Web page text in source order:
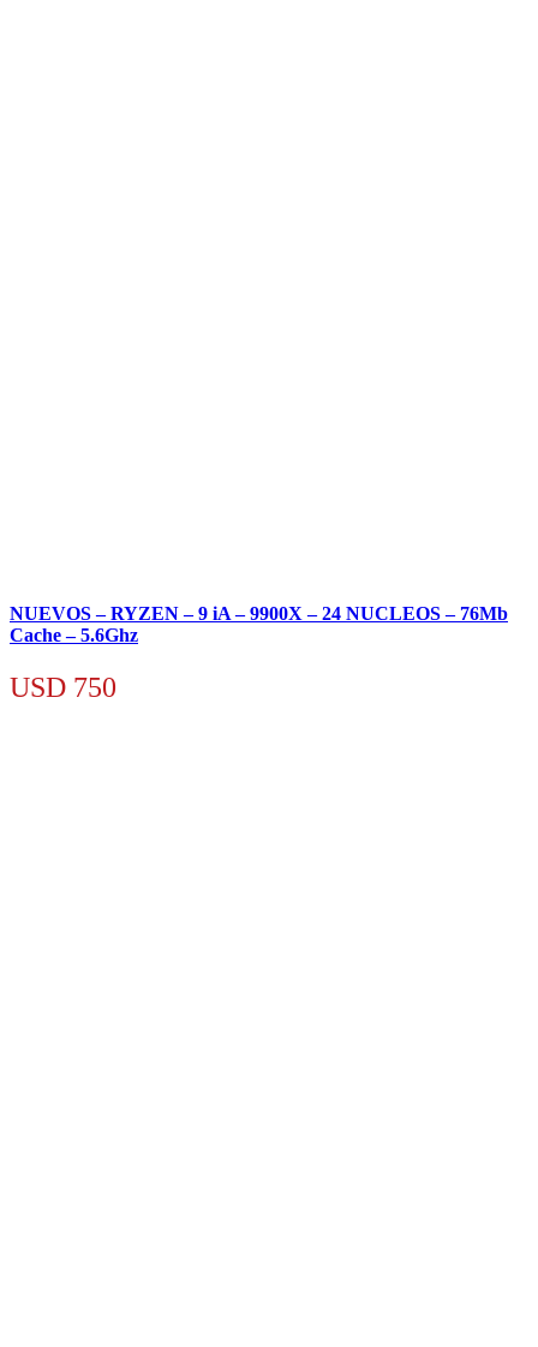
NUEVOS – RYZEN – 9 iA – 9900X – 24 NUCLEOS – 76Mb
Cache – 5.6Ghz
USD 750